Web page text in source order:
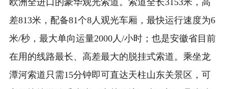
差813米，配备81个8人观光车厢，最快运行速度为6
米/秒，最大单向运量2000人/小时；也是安徽省目前
在用的线路最长、高差最大的脱挂式索道。乘坐龙
潭河索道只需15分钟即可直达天柱山东关景区，可